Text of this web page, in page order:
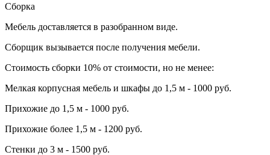
Сборка
Мебель доставляется в разобранном виде.
Сборщик вызывается после получения мебели.
Стоимость сборки 10% от стоимости, но не менее:
Мелкая корпусная мебель и шкафы до 1,5 м - 1000 руб.
Прихожие до 1,5 м - 1000 руб.
Прихожие более 1,5 м - 1200 руб.
Стенки до 3 м - 1500 руб.